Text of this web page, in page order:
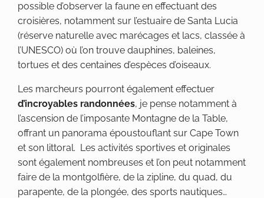
possible d’observer la faune en effectuant des
croisières, notamment sur l’estuaire de Santa Lucia
(réserve naturelle avec marécages et lacs, classée à
l’UNESCO) où l’on trouve dauphines, baleines,
tortues et des centaines d’espèces d’oiseaux.
Les marcheurs pourront également effectuer
d’incroyables randonnées, je pense notamment à
l’ascension de l’imposante Montagne de la Table,
offrant un panorama époustouflant sur Cape Town
et son littoral. Les activités sportives et originales
sont également nombreuses et l’on peut notamment
faire de la montgolfière, de la zipline, du quad, du
parapente, de la plongée, des sports nautiques…